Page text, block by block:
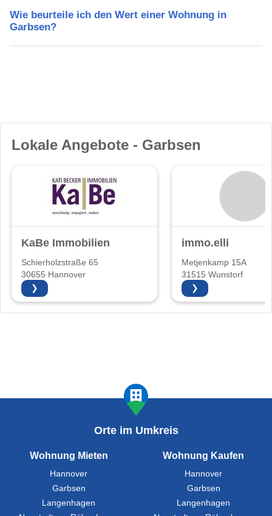
Wie beurteile ich den Wert einer Wohnung in
Garbsen?
Lokale Angebote - Garbsen
KaBe Immobilien
Schierholzstraße 65
30655 Hannover
❯
immo.elli
Metjenkamp 15A
31515 Wunstorf
❯
Orte im Umkreis
Wohnung Mieten
Hannover
Garbsen
Langenhagen
Wohnung Kaufen
Hannover
Garbsen
Langenhagen